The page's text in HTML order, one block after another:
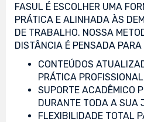
FASUL É ESCOLHER UMA
PRÁTICA E ALINHADA ÀS
DE TRABALHO. NOSSA
DISTÂNCIA É PENSADA
CONTEÚDOS
PRÁTICA PROFISSIONAL
SUPORTE ACADÊMICO
DURANTE TODA A SUA
FLEXIBILIDADE TOTAL